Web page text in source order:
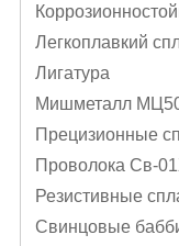
Легкоплавкий
Лигатура
Мишметалл
Прецизионные
Проволока Св-
Резистивные
Свинцовые